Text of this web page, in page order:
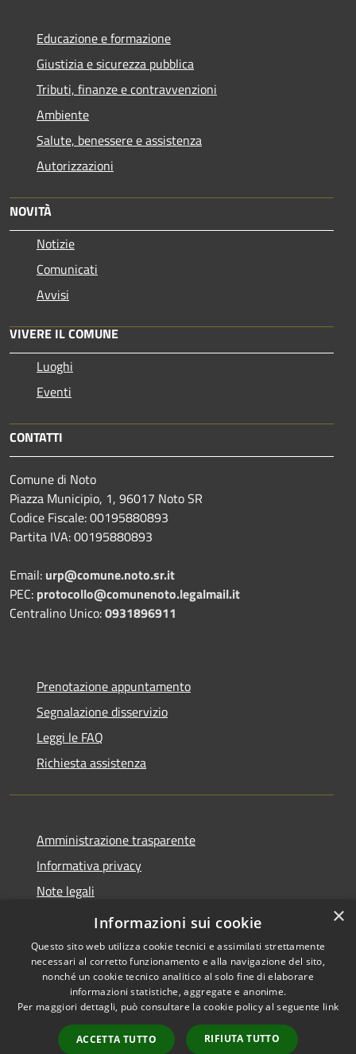
Educazione e formazione
Giustizia e sicurezza pubblica
Tributi, finanze e contravvenzioni
Ambiente
Salute, benessere e assistenza
Autorizzazioni
NOVITÀ
Notizie
Comunicati
Avvisi
VIVERE IL COMUNE
Luoghi
Eventi
CONTATTI
Comune di Noto
Piazza Municipio, 1, 96017 Noto SR
Codice Fiscale: 00195880893
Partita IVA: 00195880893
Email: urp@comune.noto.sr.it
PEC: protocollo@comunenoto.legalmail.it
Centralino Unico:0931896911
Prenotazione appuntamento
Segnalazione disservizio
Leggi le FAQ
Richiesta assistenza
Amministrazione trasparente
Informativa privacy
Note legali
Dichiarazione di accessibilità
Accessibilità
Copyright © 2026 • Città di
Noto • Powered by
Municipium•
Accesso
×
Informazioni sui cookie
Questo sito web utilizza cookie tecnici e assimilati strettamente
necessari al corretto funzionamento e alla navigazione del sito,
nonché un cookie tecnico analitico al solo fine di elaborare
informazioni statistiche, aggregate e anonime.
Per maggiori dettagli, può consultare la cookie policy al seguente link
ACCETTA TUTTO RIFIUTA TUTTO